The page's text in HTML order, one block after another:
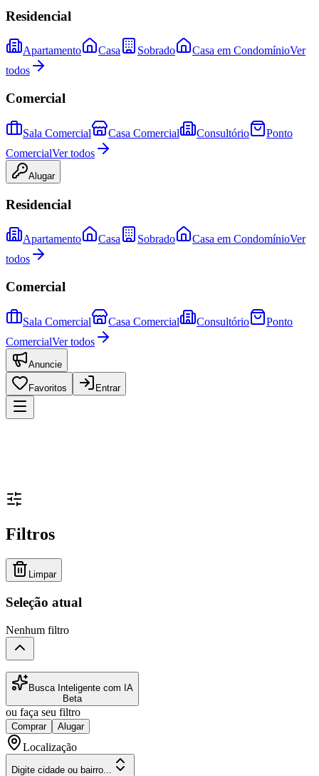
Residencial
Apartamento Casa Sobrado Casa em CondomínioVer
todos
Comercial
Sala Comercial Casa Comercial Consultório
Ponto
ComercialVer todos
Alugar
Residencial
Apartamento Casa Sobrado Casa em CondomínioVer
todos
Comercial
Sala Comercial Casa Comercial Consultório
Ponto
ComercialVer todos
Anuncie
Favoritos Entrar
Filtros
Limpar
Seleção atual
Nenhum filtro
Busca Inteligente com IA
Beta
ou faça seu filtro
Comprar Alugar
Localização
Digite cidade ou bairro...